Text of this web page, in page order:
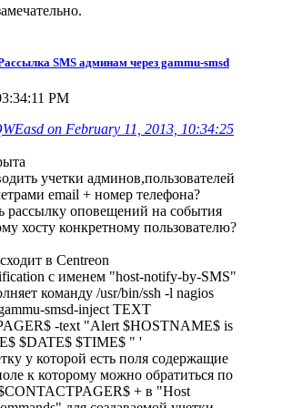
SMS админам через gammu-smsd
PM
on February 11, 2013, 10:34:25
учетки админов,пользователей
email + номер телефона?
рассылку оповещений на события
хосту конкретному пользователю?
в Centreon
с именем "host-notify-by-SMS"
команду /usr/bin/ssh -l nagios
smsd-inject TEXT
-text "Alert $HOSTNAME$ is
$DATE$ $TIME$ " '
у которой есть поля содержащие
к которому можно обратиться по
+ в "Host